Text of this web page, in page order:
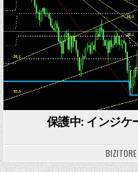
保護中: インジケ
BIZITORE